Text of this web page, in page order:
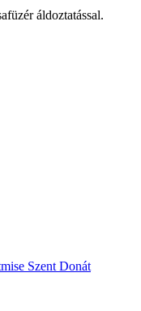
áldoztatással.
Szent Donát